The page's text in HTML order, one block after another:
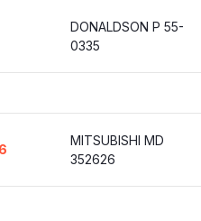
DONALDSON P 55-
0335
MITSUBISHI MD
352626